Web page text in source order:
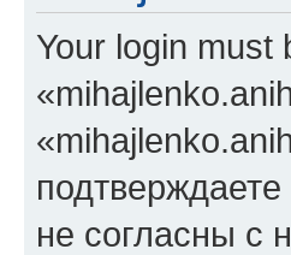
Your login
не согласны с